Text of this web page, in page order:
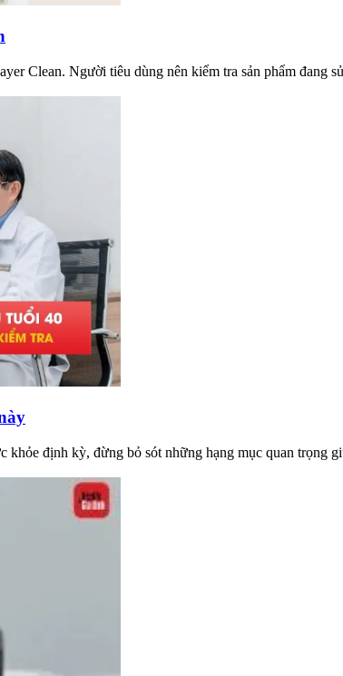
Clean. Người tiêu dùng nên kiểm tra sản phẩm đang
định kỳ, đừng bỏ sót những hạng mục quan trọng